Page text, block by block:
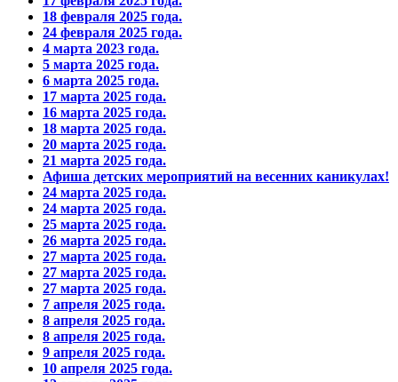
18 февраля 2025 года.
24 февраля 2025 года.
4 марта 2023 года.
5 марта 2025 года.
6 марта 2025 года.
17 марта 2025 года.
16 марта 2025 года.
18 марта 2025 года.
20 марта 2025 года.
21 марта 2025 года.
Афиша детских мероприятий на весенних каникулах!
24 марта 2025 года.
24 марта 2025 года.
25 марта 2025 года.
26 марта 2025 года.
27 марта 2025 года.
27 марта 2025 года.
27 марта 2025 года.
7 апреля 2025 года.
8 апреля 2025 года.
8 апреля 2025 года.
9 апреля 2025 года.
10 апреля 2025 года.